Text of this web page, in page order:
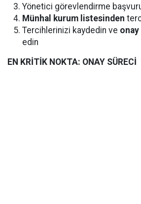
Yönetici görevlendirme
Münhal kurum listesinden
Tercihlerinizi kaydedin ve
edin
EN KRİTİK NOKTA: ONAY SÜRECİ